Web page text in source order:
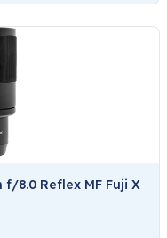
f/8.0 Reflex MF Fuji X